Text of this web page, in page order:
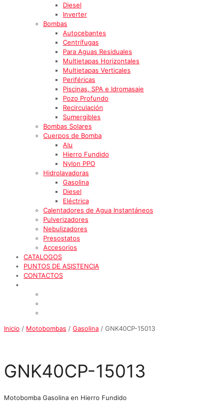
Diesel
Inverter
Bombas
Autocebantes
Centrífugas
Para Aguas Residuales
Multietapas Horizontales
Multietapas Verticales
Periféricas
Piscinas, SPA e Idromasaje
Pozo Profundo
Recirculación
Sumergibles
Bombas Solares
Cuerpos de Bomba
Alu
Hierro Fundido
Nylon PPO
Hidrolavadoras
Gasolina
Diesel
Eléctrica
Calentadores de Agua Instantáneos
Pulverizadores
Nebulizadores
Presostatos
Accesorios
CATALOGOS
PUNTOS DE ASISTENCIA
CONTACTOS
Inicio / Motobombas / Gasolina / GNK40CP-15013
GNK40CP-15013
Motobomba Gasolina en Hierro Fundido